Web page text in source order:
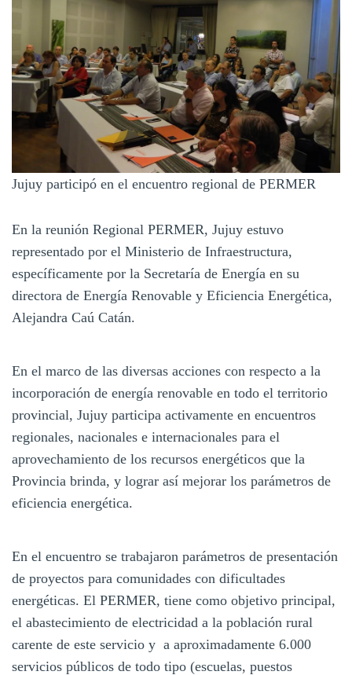
Jujuy participó en el encuentro regional de PERMER
En la reunión Regional PERMER, Jujuy estuvo
representado por el Ministerio de Infraestructura,
específicamente por la Secretaría de Energía en su
directora de Energía Renovable y Eficiencia Energética,
Alejandra Caú Catán.
En el marco de las diversas acciones con respecto a la
incorporación de energía renovable en todo el territorio
provincial, Jujuy participa activamente en encuentros
regionales, nacionales e internacionales para el
aprovechamiento de los recursos energéticos que la
Provincia brinda, y lograr así mejorar los parámetros de
eficiencia energética.
En el encuentro se trabajaron parámetros de presentación
de proyectos para comunidades con dificultades
energéticas. El PERMER, tiene como objetivo principal,
el abastecimiento de electricidad a la población rural
carente de este servicio y a aproximadamente 6.000
servicios públicos de todo tipo (escuelas, puestos